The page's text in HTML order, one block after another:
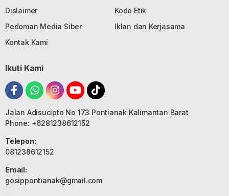
Dislaimer
Kode Etik
Pedoman Media Siber
Iklan dan Kerjasama
Kontak Kami
Ikuti Kami
Jalan Adisucipto No 173 Pontianak Kalimantan Barat
Phone: +6281238612152
Telepon:
081238612152
Email:
gosippontianak@gmail.com